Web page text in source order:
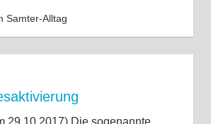
Samter-Alltag
29.10.2017) Die sogenannte